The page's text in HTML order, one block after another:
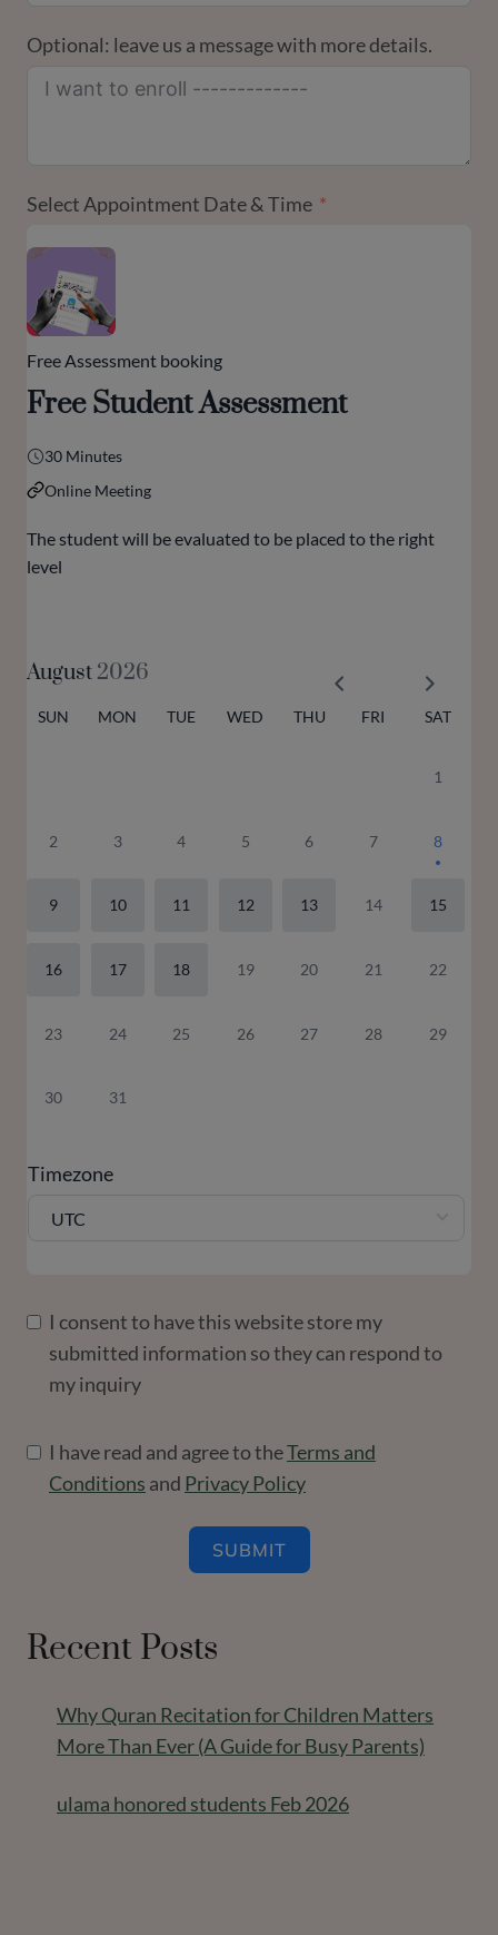
Optional: leave us a message with more details.
Select Appointment Date & Time
Free Assessment booking
Free Student Assessment
30 Minutes
Online Meeting
The student will be evaluated to be placed to the right
level
August2026
SUN MON TUE WED THU FRI SAT
1
2 3 4 5 6 7 8
9 10 11 12 13 14 15
16 17 18 19 20 21 22
23 24 25 26 27 28 29
30 31
Timezone
UTC
I consent to have this website store my
submitted information so they can respond to
my inquiry
I have read and agree to theTerms and
Conditions and Privacy Policy
SUBMIT
Recent Posts
Why Quran Recitation for Children Matters
More Than Ever (A Guide for Busy Parents)
ulama honored students Feb 2026